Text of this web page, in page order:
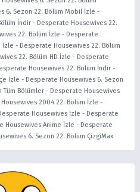
6. Sezon 22. Bölüm Mobil İzle -
İndir - Desperate Housewives 22.
22. Bölüm İzle - Desperate
İzle - Desperate Housewives 22. Bölüm
22. Bölüm HD İzle - Desperate
Housewives 22. Bölüm İndir -
İzle - Desperate Housewives 6. Sezon
Tüm Bölümler - Desperate Housewives
2004 22. Bölüm İzle -
Housewives İzle - Desperate
Housewives Anime İzle - Desperate
6. Sezon 22. Bölüm ÇizgiMax